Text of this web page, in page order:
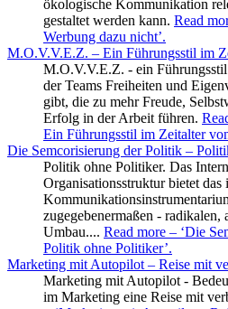
ökologische Kommunikation
gestaltet werden kann. Read
Werbung dazu nicht’.
M.O.V.V.E.Z. – Ein Führungsstil im
M.O.V.V.E.Z. - ein
der Teams Freiheiten und
gibt, die zu mehr Freude,
Erfolg in der Arbeit führen.
Ein Führungsstil im Zeitalter
Die Semcorisierung der Politik –
Politik ohne Politiker. Das
Organisationsstruktur bietet das
zugegebenermaßen - radikalen,
Umbau.... Read more – ‘Die
Politik ohne Politiker’.
Marketing mit Autopilot – Reise mit
Marketing mit Autopilot -
im Marketing eine Reise mit